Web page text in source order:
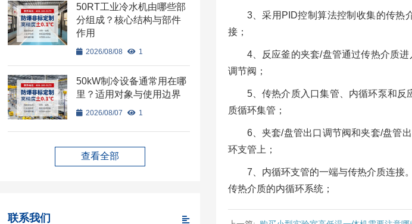
3、采用PID控制算法控制收集的传热
接；
4、反应釜的夹套/盘管通过传热介质
调节阀；
5、传热介质入口集管、内循环泵和
质循环集管；
6、夹套/盘管出口调节阀和夹套/盘管
环支管上；
7、内循环支管的一端与传热介质连接
传热介质的内循环系统；
50RT工业冷水机由哪些部
分组成？核心结构与部件
作用
2026/08/08 1
50kW制冷设备通常用在哪
里？适用对象与使用边界
2026/08/07 1
查看全部
联系我们